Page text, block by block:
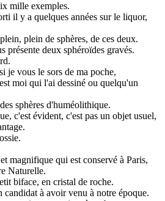
mille exemples.
il y a quelques années sur le liquor,
plein de sphères, de ces deux.
présente deux sphéroïdes gravés.
je vous le sors de ma poche,
moi qui l'ai dessiné ou quelqu'un
sphères d'huméolithique.
c'est évident, c'est pas un objet usuel,
magnifique qui est conservé à Paris,
Naturelle.
biface, en cristal de roche.
candidat à avoir venu à notre époque.